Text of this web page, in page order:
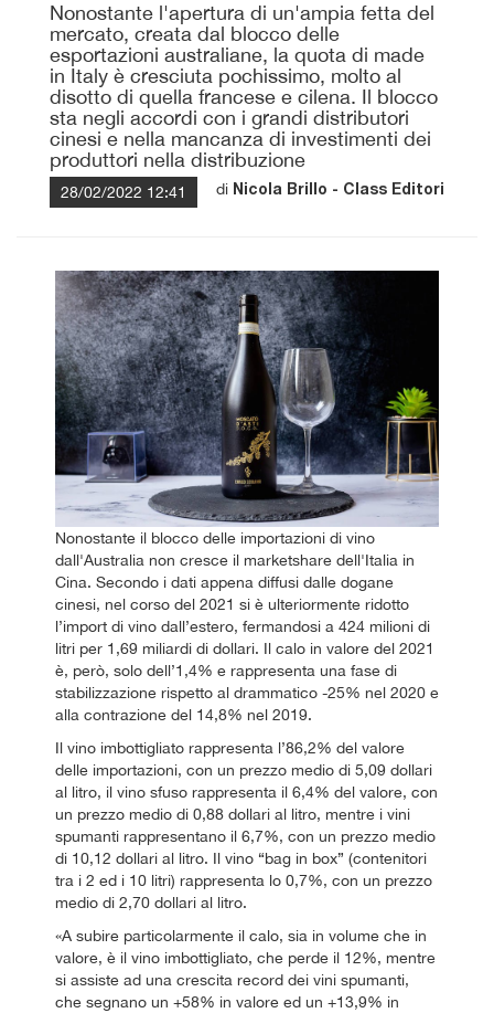
Nonostante l'apertura di un'ampia fetta del
mercato, creata dal blocco delle
esportazioni australiane, la quota di made
in Italy è cresciuta pochissimo, molto al
disotto di quella francese e cilena. Il blocco
sta negli accordi con i grandi distributori
cinesi e nella mancanza di investimenti dei
produttori nella distribuzione
28/02/2022 12:41 di Nicola Brillo - Class Editori
Nonostante il blocco delle importazioni di vino
dall'Australia non cresce il marketshare dell'Italia in
Cina. Secondo i dati appena diffusi dalle dogane
cinesi, nel corso del 2021 si è ulteriormente ridotto
l’import di vino dall’estero, fermandosi a 424 milioni di
litri per 1,69 miliardi di dollari. Il calo in valore del 2021
è, però, solo dell’1,4% e rappresenta una fase di
stabilizzazione rispetto al drammatico -25% nel 2020 e
alla contrazione del 14,8% nel 2019.
Il vino imbottigliato rappresenta l’86,2% del valore
delle importazioni, con un prezzo medio di 5,09 dollari
al litro, il vino sfuso rappresenta il 6,4% del valore, con
un prezzo medio di 0,88 dollari al litro, mentre i vini
spumanti rappresentano il 6,7%, con un prezzo medio
di 10,12 dollari al litro. Il vino “bag in box” (contenitori
tra i 2 ed i 10 litri) rappresenta lo 0,7%, con un prezzo
medio di 2,70 dollari al litro.
«A subire particolarmente il calo, sia in volume che in
valore, è il vino imbottigliato, che perde il 12%, mentre
si assiste ad una crescita record dei vini spumanti,
che segnano un +58% in valore ed un +13,9% in